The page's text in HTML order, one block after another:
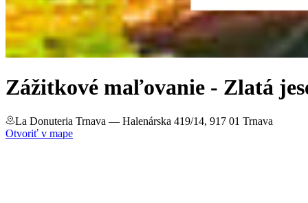
Zážitkové maľovanie - Zlatá
La Donuteria Trnava — Halenárska 419/14, 917 01 Trnava
Otvoriť v mape